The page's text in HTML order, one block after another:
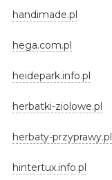
handimade.pl
hega.com.pl
heidepark.info.pl
herbatki-ziolowe.pl
herbaty-przyprawy.pl
hintertux.info.pl